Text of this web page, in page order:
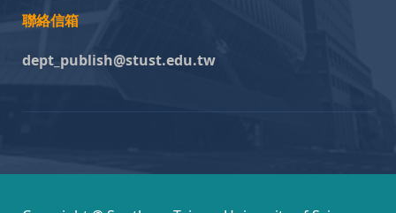
聯絡信箱
dept_publish@stust.edu.tw